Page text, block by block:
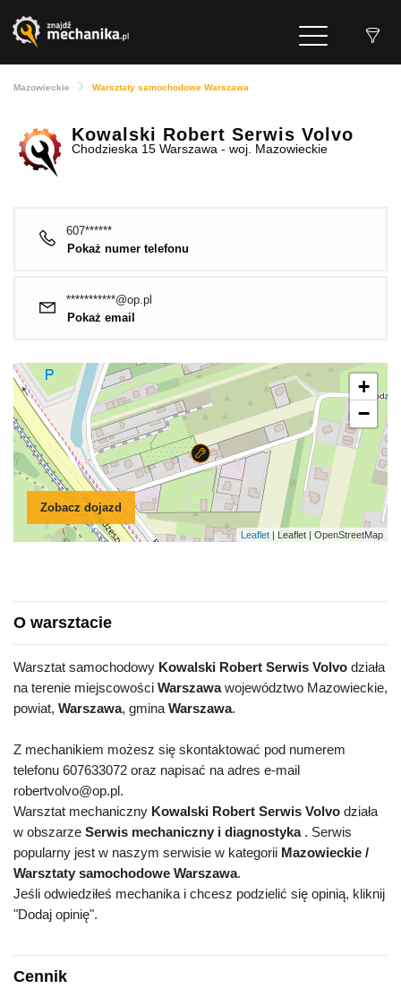
Mazowieckie Warsztaty samochodowe Warszawa
Kowalski Robert Serwis Volvo
Chodzieska 15 Warszawa - woj. Mazowieckie
607******
Pokaż numer telefonu
***********@op.pl
Pokaż email
Zobacz dojazd
+
−
Leaflet | Leaflet | OpenStreetMap
O warsztacie
Warsztat samochodowy Kowalski Robert Serwis Volvo działa
na terenie miejscowości Warszawawojewództwo Mazowieckie,
powiat, Warszawa, gmina Warszawa.
Z mechanikiem możesz się skontaktować pod numerem
telefonu 607633072 oraz napisać na adres e-mail
robertvolvo@op.pl.
Warsztat mechaniczny Kowalski Robert Serwis Volvo działa
w obszarze Serwis mechaniczny i diagnostyka. Serwis
popularny jest w naszym serwisie w kategorii Mazowieckie /
Warsztaty samochodowe Warszawa.
Jeśli odwiedziłeś mechanika i chcesz podzielić się opinią, kliknij
"Dodaj opinię".
Cennik